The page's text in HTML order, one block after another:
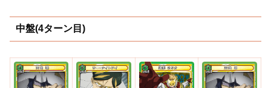
中盤(4ターン目)